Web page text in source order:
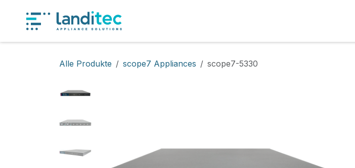
Alle Produkte scope7 Appliances scope7-5330